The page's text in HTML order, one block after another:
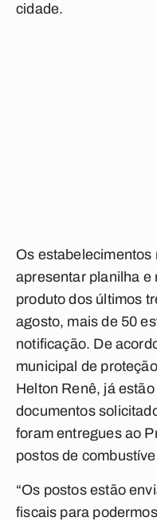
cidade.
Os estabelecimentos
apresentar planilha e
produto dos últimos
agosto, mais de 50
notificação. De
municipal de
Helton Renê, já
documentos
foram entregues ao
postos de
“Os postos estão
fiscais para